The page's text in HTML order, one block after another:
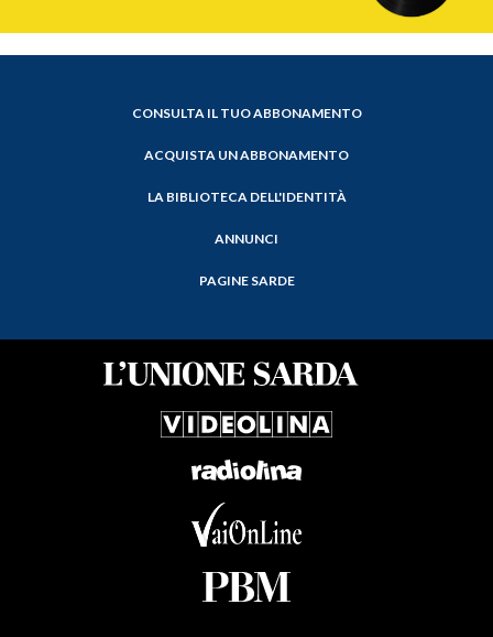
CONSULTA IL TUO ABBONAMENTO
ACQUISTA UN ABBONAMENTO
LA BIBLIOTECA DELL'IDENTITÀ
ANNUNCI
PAGINE SARDE